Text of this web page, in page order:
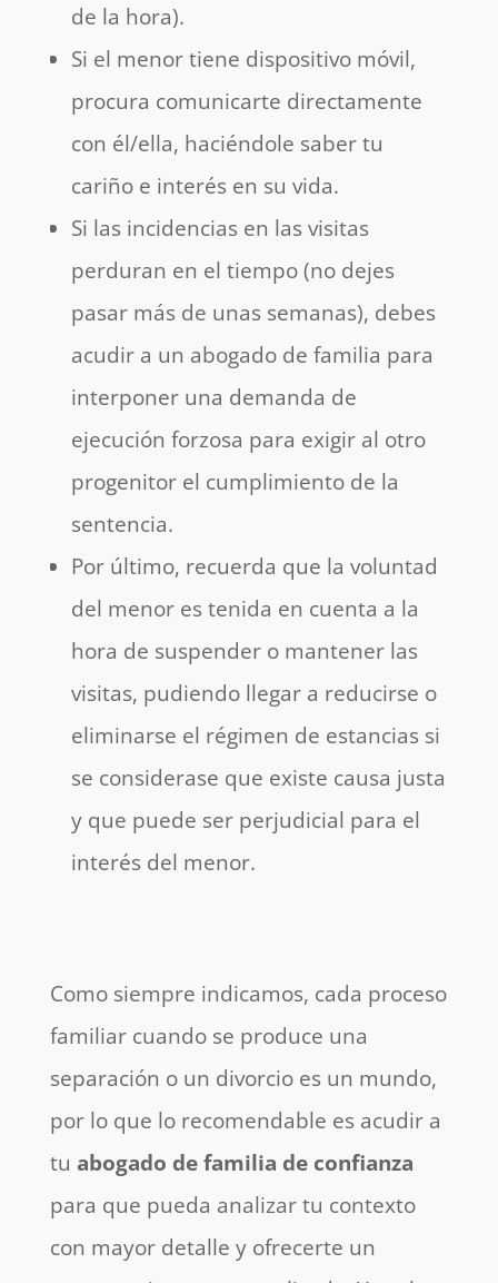
de la hora).
Si el menor tiene dispositivo móvil,
procura comunicarte directamente
con él/ella, haciéndole saber tu
cariño e interés en su vida.
Si las incidencias en las visitas
perduran en el tiempo (no dejes
pasar más de unas semanas), debes
acudir a un abogado de familia para
interponer una demanda de
ejecución forzosa para exigir al otro
progenitor el cumplimiento de la
sentencia.
Por último, recuerda que la voluntad
del menor es tenida en cuenta a la
hora de suspender o mantener las
visitas, pudiendo llegar a reducirse o
eliminarse el régimen de estancias si
se considerase que existe causa justa
y que puede ser perjudicial para el
interés del menor.
Como siempre indicamos, cada proceso
familiar cuando se produce una
separación o un divorcio es un mundo,
por lo que lo recomendable es acudir a
tu abogado de familia de confianza
para que pueda analizar tu contexto
con mayor detalle y ofrecerte un